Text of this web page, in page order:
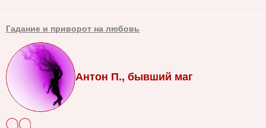
Гадание и приворот на любовь
Антон П., бывший маг